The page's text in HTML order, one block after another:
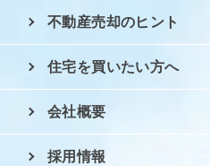
不動産売却のヒント
住宅を買いたい方へ
会社概要
採用情報